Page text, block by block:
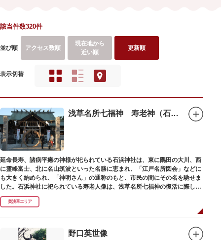
該当件数320件
並び順 アクセス数順
現在地から
近い順
更新順
表示切替
浅草名所七福神 寿老神（石浜神社）
延命長寿、諸病平癒の神様が祀られている石浜神社は、東に隅田の大川、西
に霊峰富士、北に名山筑波といった名勝に恵まれ、「江戸名所図会」などに
も大きく納められ、「神明さん」の通称のもと、市民の間にその名を馳せま
した。石浜神社に祀られている寿老人像は、浅草名所七福神の復活に際し、
延命長寿の神として奉安されたものです。
奥浅草エリア
野口英世像